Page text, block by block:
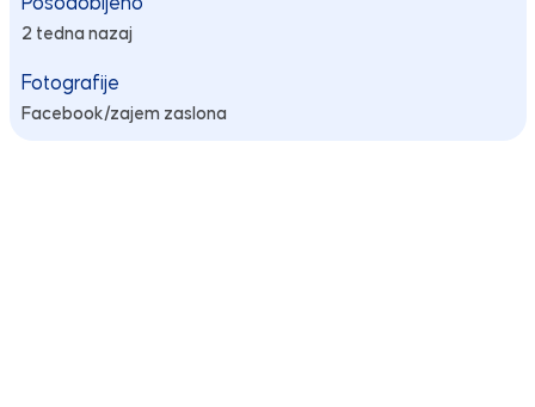
2 tedna nazaj
Fotografije
Facebook/zajem zaslona